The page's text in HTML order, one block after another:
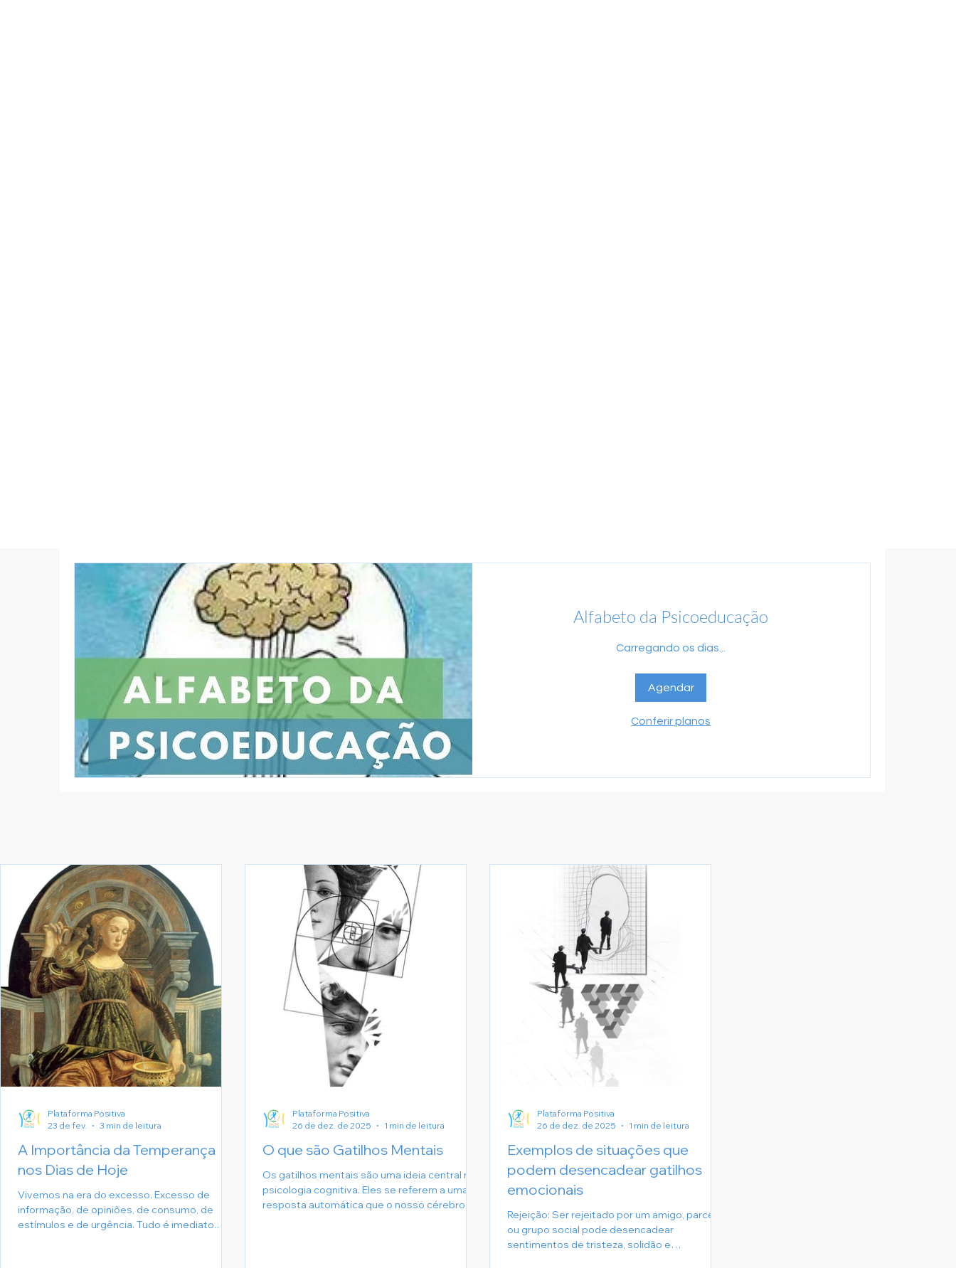
Alfabeto da Psicoeducação
Carregando os dias...
Agendar
Conferir planos
A Importância da Temperança
nos Dias de Hoje
Vivemos na era do excesso. Excesso de
informação, de opiniões, de consumo, de
estímulos e de urgência. Tudo é imediato.
Plataforma Positiva
23 de fev.
3 min de leitura
O que são Gatilhos Mentais
Os gatilhos mentais são uma ideia central na
psicologia cognitiva. Eles se referem a uma
resposta automática que o nosso cérebro
Plataforma Positiva
26 de dez. de 2025
1 min de leitura
Exemplos de situações que
podem desencadear gatilhos
emocionais
Rejeição: Ser rejeitado por um amigo, parceiro
ou grupo social pode desencadear
sentimentos de tristeza, solidão e
Plataforma Positiva
26 de dez. de 2025
1 min de leitura